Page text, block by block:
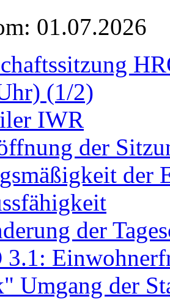
01.07.2026
(1/2)
IWR
der
der
der
3.1:
Umgang der